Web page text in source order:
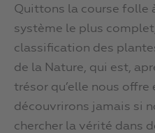
Quittons la course folle
système le plus
classification des
de la Nature, qui est,
trésor qu’elle nous offre
découvrirons jamais si
chercher la vérité dans